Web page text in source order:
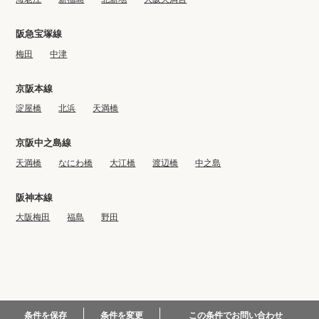
条件を保存 条件を変更 この条件でお問い合わせ
阪急宝塚線
梅田 中津
京阪本線
淀屋橋 北浜 天満橋
京阪中之島線
天満橋 なにわ橋 大江橋 渡辺橋 中之島
阪神本線
大阪梅田 福島 野田
© 2022-2023 BIG CO., LTD.